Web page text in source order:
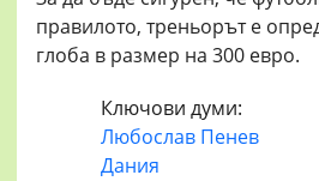
правилото, треньорът е
глоба в размер на 300 евро.
Ключови думи:
Любослав Пенев
Дания